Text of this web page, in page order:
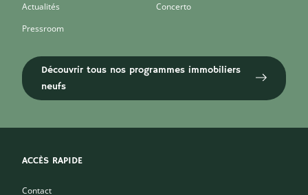
Actualités
Pressroom
Concerto
Découvrir tous nos programmes immobiliers
neufs
ACCÈS RAPIDE
Contact